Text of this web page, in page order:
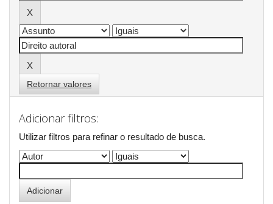
Retornar valores
Adicionar filtros:
Utilizar filtros para refinar o resultado de busca.